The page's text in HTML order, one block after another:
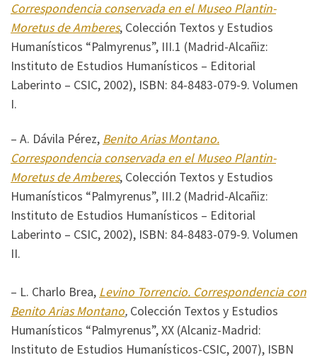
Correspondencia conservada en el Museo Plantin-
Moretus de Amberes, Colección Textos y Estudios
Humanísticos “Palmyrenus”, III.1 (Madrid-Alcañiz:
Instituto de Estudios Humanísticos – Editorial
Laberinto – CSIC, 2002), ISBN: 84-8483-079-9. Volumen
I.
– A. Dávila Pérez, Benito Arias Montano.
Correspondencia conservada en el Museo Plantin-
Moretus de Amberes, Colección Textos y Estudios
Humanísticos “Palmyrenus”, III.2 (Madrid-Alcañiz:
Instituto de Estudios Humanísticos – Editorial
Laberinto – CSIC, 2002), ISBN: 84-8483-079-9. Volumen
II.
– L. Charlo Brea, Levino Torrencio. Correspondencia con
Benito Arias Montano, Colección Textos y Estudios
Humanísticos “Palmyrenus”, XX (Alcaniz-Madrid:
Instituto de Estudios Humanísticos-CSIC, 2007), ISBN